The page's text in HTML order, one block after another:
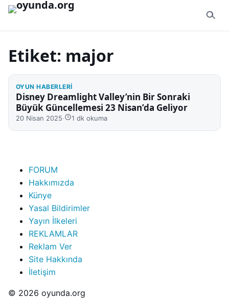
İçeriğe geç
Etiket: major
OYUN HABERLERI
Disney Dreamlight Valley’nin Bir Sonraki
Büyük Güncellemesi 23 Nisan’da Geliyor
20 Nisan 2025· 1 dk okuma
FORUM
Hakkımızda
Künye
Yasal Bildirimler
Yayın İlkeleri
REKLAMLAR
Reklam Ver
Site Hakkında
İletişim
© 2026 oyunda.org